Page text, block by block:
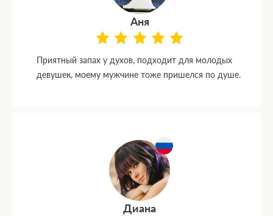
Аня
Приятный запах у духов, подходит для молодых
девушек, моему мужчине тоже пришелся по душе.
Диана